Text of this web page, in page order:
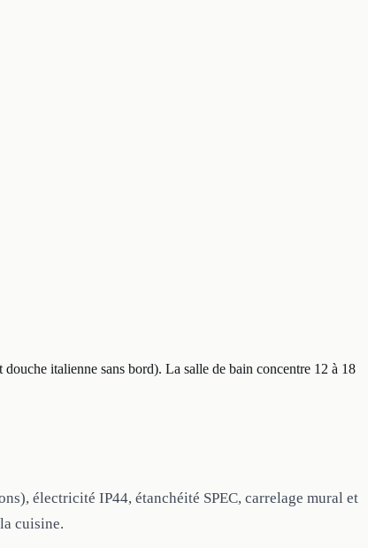
italienne sans bord). La salle de bain concentre 12 à 18
électricité IP44, étanchéité SPEC, carrelage mural et
cuisine.